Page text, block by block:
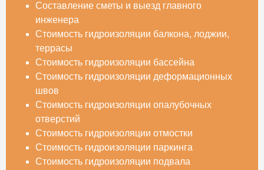
Составление сметы и выезд главного
инженера
Стоимость гидроизоляции балкона, лоджии,
террасы
Стоимость гидроизоляции бассейна
Стоимость гидроизоляции деформационных
швов
Стоимость гидроизоляции опалубочных
отверстий
Стоимость гидроизоляции отмостки
Стоимость гидроизоляции паркинга
Стоимость гидроизоляции подвала